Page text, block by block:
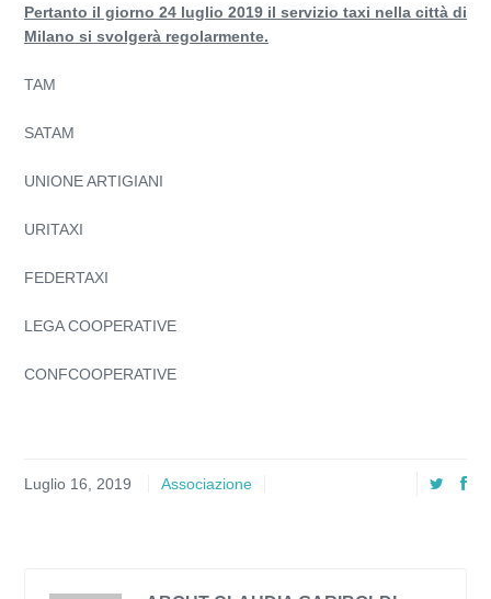
Pertanto il giorno 24 luglio 2019 il servizio taxi nella città di
Milano si svolgerà regolarmente.
TAM
SATAM
UNIONE ARTIGIANI
URITAXI
FEDERTAXI
LEGA COOPERATIVE
CONFCOOPERATIVE
Luglio 16, 2019 Associazione